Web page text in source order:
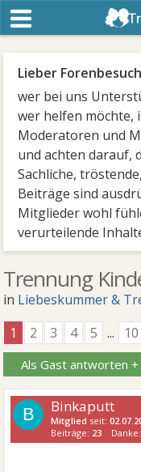
Lieber
wer bei uns
wer helfen möchte,
Moderatoren und
und achten darauf,
Sachliche,
Beiträge sind
Mitglieder wohl
verurteilende
Trennung
in Liebeskummer &
1
2 3 4 5 ... 10
Als Gast antworten +
B Binkaputt
Mitglied seit:
Beiträge: 23 Danke: